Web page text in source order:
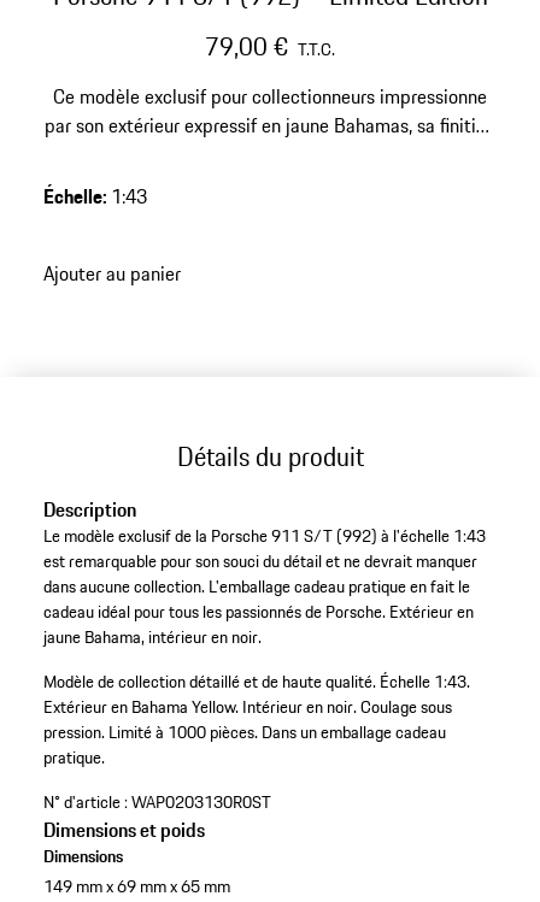
79,00 € T.T.C.
Ce modèle exclusif pour collectionneurs impressionne
par son extérieur expressif en jaune Bahamas, sa finition
pièces – un point fort frappant pour toute collection
Échelle: 1:43
Ajouter au panier
Détails du produit
Description
Le modèle exclusif de la Porsche 911 S/T (992) à l'échelle 1:43
est remarquable pour son souci du détail et ne devrait manquer
dans aucune collection. L'emballage cadeau pratique en fait le
cadeau idéal pour tous les passionnés de Porsche. Extérieur en
jaune Bahama, intérieur en noir.
Modèle de collection détaillé et de haute qualité.Échelle 1:43.
Extérieur en Bahama Yellow.Intérieur en noir.Coulage sous
pression.Limité à 1000 pièces.Dans un emballage cadeau
pratique.
N° d'article :WAP0203130R0ST
Dimensions et poids
Dimensions
149 mm x 69 mm x 65 mm